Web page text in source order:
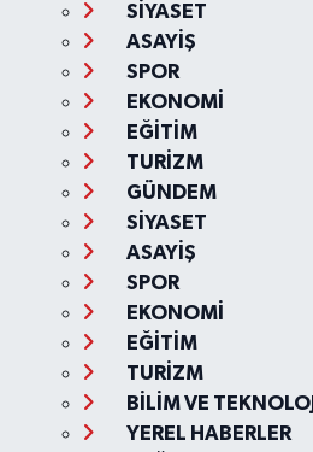
SİYASET
ASAYİŞ
SPOR
EKONOMİ
EĞİTİM
TURİZM
GÜNDEM
SİYASET
ASAYİŞ
SPOR
EKONOMİ
EĞİTİM
TURİZM
BİLİM VE TEKNOLOJİ
YEREL HABERLER